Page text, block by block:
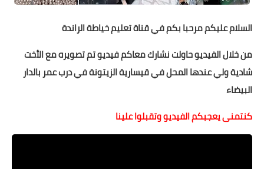
السلام عليكم مرحبا بكم في قناة تعليم خياطة الراندة
من خلال الفيديو حاولت نشارك معاكم فيديو تم تصويره مع الأخت
شادية ولي عندها المحل في قيسارية الزيتونة في درب عمر بالدار
البيضاء
كنتمنى يعجبكم الفيديو وتقبلوا علينا